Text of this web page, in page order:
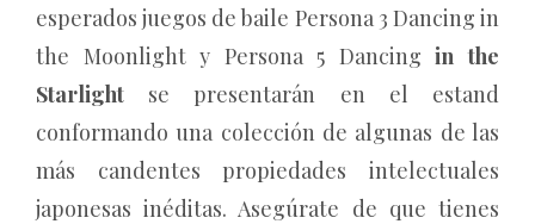
esperados juegos de baile Persona 3 Dancing in
the Moonlight y Persona 5 Dancingin the
Starlight se presentarán en el estand
conformando una colección de algunas de las
más candentes propiedades intelectuales
japonesas inéditas. Asegúrate de que tienes